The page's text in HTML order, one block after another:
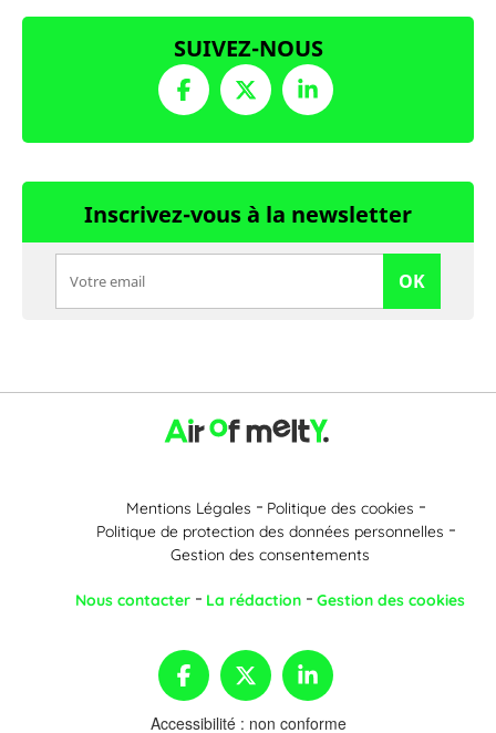
SUIVEZ-NOUS
Inscrivez-vous à la newsletter
OK
Mentions Légales
Politique des cookies
Politique de protection des données personnelles
Gestion des consentements
Nous contacter La rédaction Gestion des cookies
Accessibilité : non conforme